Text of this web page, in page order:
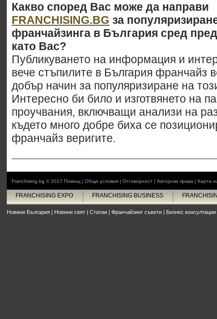
Какво според Вас може да направи
FRANCHISING.BG за
франчайзинга в България сред
като Вас?
Публикуването на информация и
вече стъпилите в България франчайз
добър начин за популяризиране на
Интересно би било и изготвянето на
проучвания, включващи анализи на
където много добре биха се
франчайз веригите.
Franchising.bg © 2017 Помощ | Общи условия | Отговорност | Авторски права | Карта
FRANCHISING EXPO FRANCHISING BUSINESS
Новини България | Новини свят | Статии | Франчайзинг съвети | Бизнес консултации